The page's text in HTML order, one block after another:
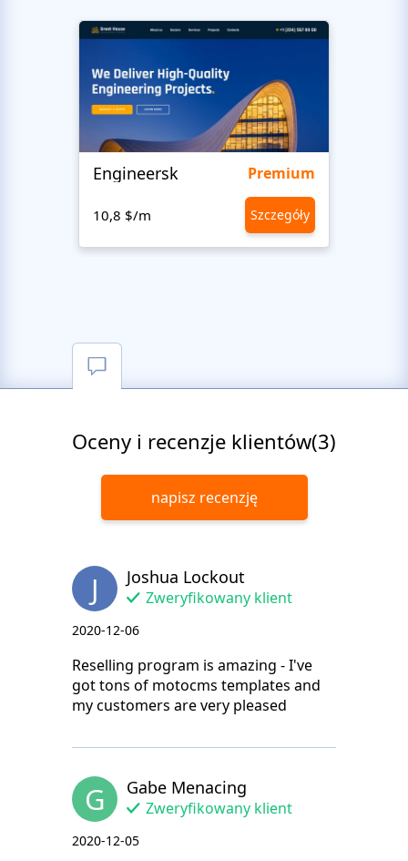
Engineersk Premium
10,8 $/m Szczegóły
Oceny i recenzje klientów(3)
napisz recenzję
J Joshua Lockout
Zweryfikowany klient
2020-12-06
Reselling program is amazing - I've
got tons of motocms templates and
my customers are very pleased
G Gabe Menacing
Zweryfikowany klient
2020-12-05